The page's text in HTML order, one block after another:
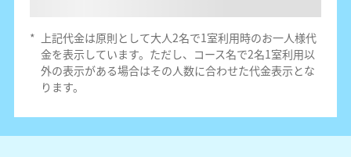
*
上記代金は原則として大人2名で1室利用時のお一人様代
金を表示しています。ただし、コース名で2名1室利用以
外の表示がある場合はその人数に合わせた代金表示とな
ります。